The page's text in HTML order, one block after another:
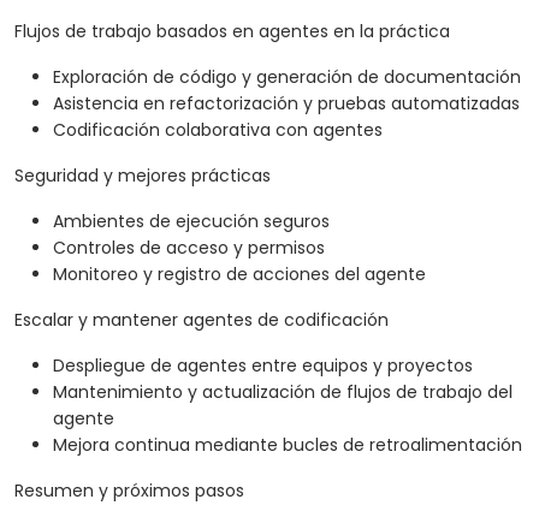
Flujos de trabajo basados en agentes en la práctica
Exploración de código y generación de documentación
Asistencia en refactorización y pruebas automatizadas
Codificación colaborativa con agentes
Seguridad y mejores prácticas
Ambientes de ejecución seguros
Controles de acceso y permisos
Monitoreo y registro de acciones del agente
Escalar y mantener agentes de codificación
Despliegue de agentes entre equipos y proyectos
Mantenimiento y actualización de flujos de trabajo del
agente
Mejora continua mediante bucles de retroalimentación
Resumen y próximos pasos